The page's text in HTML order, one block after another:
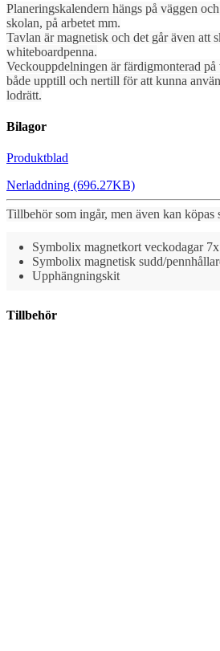
Planeringskalendern hängs på väggen
skolan, på arbetet mm.
Tavlan är magnetisk och det går även att
whiteboardpenna.
Veckouppdelningen är färdigmonterad
både upptill och nertill för att kunna
lodrätt.
Bilagor
Produktblad
Nerladdning (696.27KB)
Tillbehör som ingår, men även kan köpas
Symbolix magnetkort veckodagar
Symbolix magnetisk sudd/
Upphängningskit
Tillbehör